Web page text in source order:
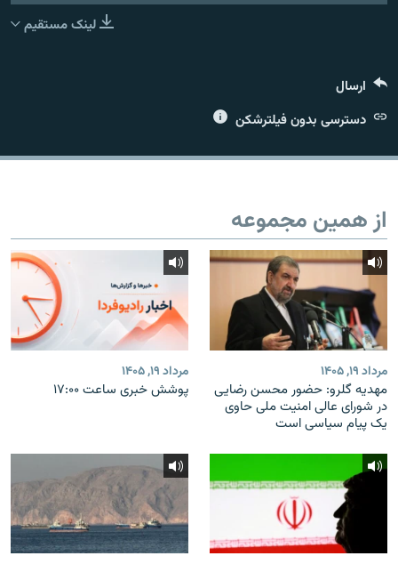
لینک مستقیم
ارسال
دسترسی بدون فیلترشکن
از همین مجموعه
مرداد ۱۹, ۱۴۰۵
مهدیه گلرو: حضور محسن رضایی
در شورای عالی امنیت ملی حاوی
یک پیام سیاسی است
مرداد ۱۹, ۱۴۰۵
پوشش خبری ساعت ۱۷:۰۰